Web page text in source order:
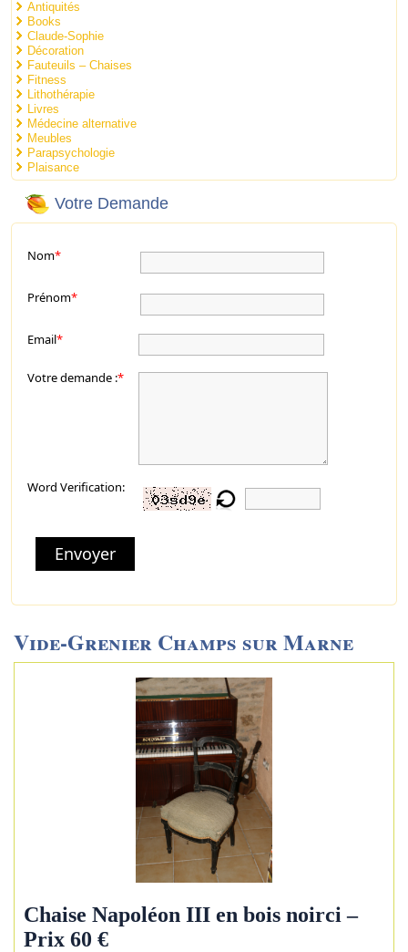
Antiquités
Books
Claude-Sophie
Décoration
Fauteuils – Chaises
Fitness
Lithothérapie
Livres
Médecine alternative
Meubles
Parapsychologie
Plaisance
Votre Demande
Nom*
Prénom*
Email*
Votre demande :*
Word Verification:
Envoyer
Vide-Grenier Champs sur Marne
Chaise Napoléon III en bois noirci –
Prix 60 €